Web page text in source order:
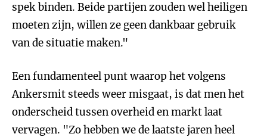
spek binden. Beide partijen zouden wel heiligen
moeten zijn, willen ze geen dankbaar gebruik
van de situatie maken."
Een fundamenteel punt waarop het volgens
Ankersmit steeds weer misgaat, is dat men het
onderscheid tussen overheid en markt laat
vervagen. "Zo hebben we de laatste jaren heel